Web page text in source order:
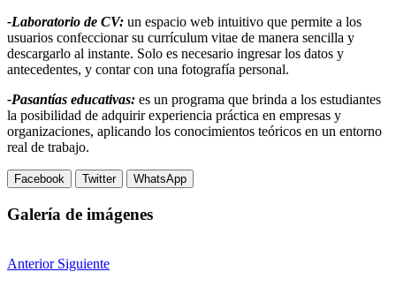
-Laboratorio de CV: un espacio web intuitivo que permite a los
usuarios confeccionar su currículum vitae de manera sencilla y
descargarlo al instante. Solo es necesario ingresar los datos y
antecedentes, y contar con una fotografía personal.
-Pasantías educativas: es un programa que brinda a los estudiantes
la posibilidad de adquirir experiencia práctica en empresas y
organizaciones, aplicando los conocimientos teóricos en un entorno
real de trabajo.
Facebook Twitter WhatsApp
Galería de imágenes
Anterior Siguiente